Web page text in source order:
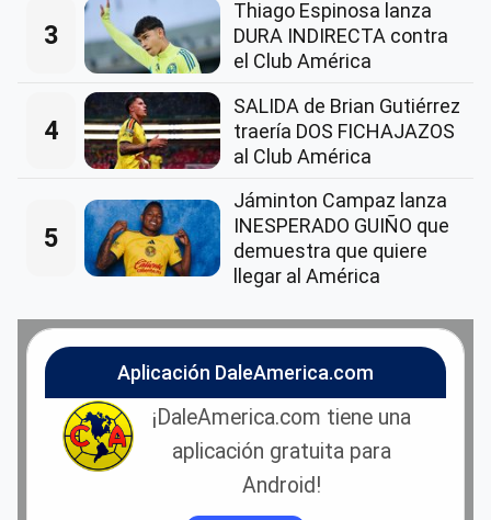
3
Thiago Espinosa lanza
DURA INDIRECTA contra
el Club América
4
SALIDA de Brian Gutiérrez
traería DOS FICHAJAZOS
al Club América
5
Jáminton Campaz lanza
INESPERADO GUIÑO que
demuestra que quiere
llegar al América
Aplicación DaleAmerica.com
¡DaleAmerica.com tiene una
aplicación gratuita para
Android!